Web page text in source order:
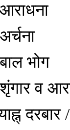
भोग
व
दरबार